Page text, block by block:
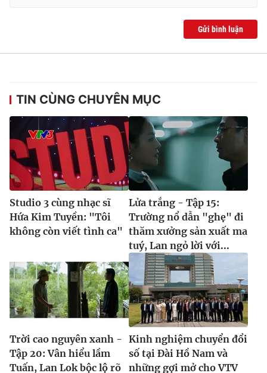
Gửi bình luận
TIN CÙNG CHUYÊN MỤC
Studio 3 cùng nhạc sĩ
Hứa Kim Tuyền: "Tôi
không còn viết tình ca"
Lửa trắng - Tập 15:
Trường nổ dẫn "ghẹ" đi
thăm xưởng sản xuất ma
tuý, Lan ngỏ lời với...
Trời cao nguyên xanh -
Tập 20: Vân hiểu lầm
Tuấn, Lan Lok bộc lộ rõ
Kinh nghiệm chuyển đổi
số tại Đài Hồ Nam và
những gợi mở cho VTV